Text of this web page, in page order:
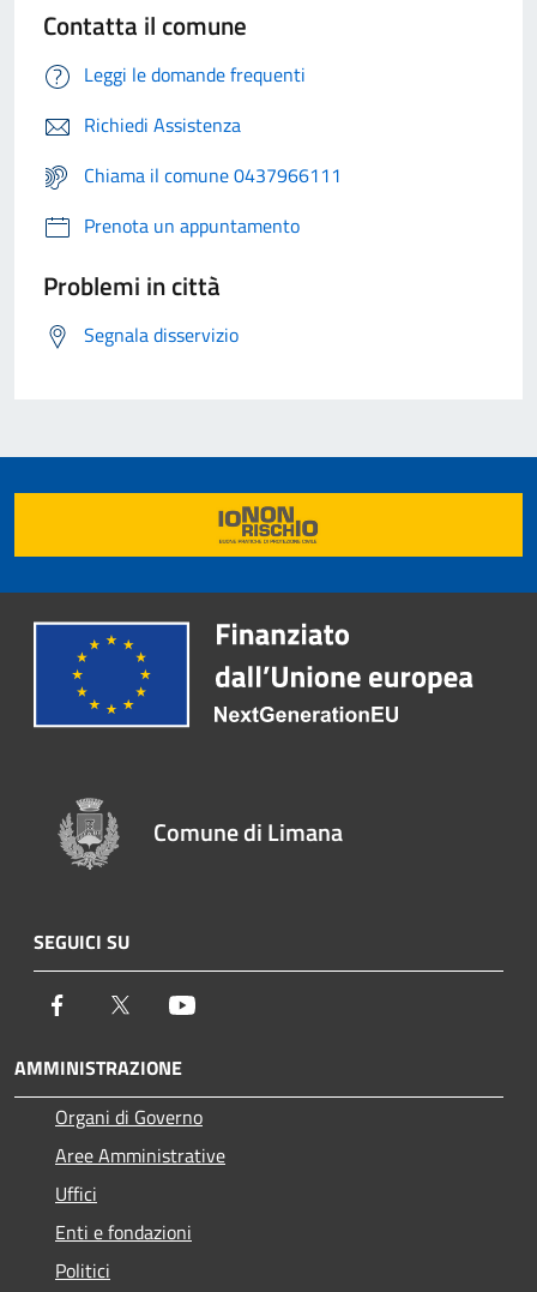
Contatta il comune
Leggi le domande frequenti
Richiedi Assistenza
Chiama il comune 0437966111
Prenota un appuntamento
Problemi in città
Segnala disservizio
Comune di Limana
SEGUICI SU
Facebook Twitter
AMMINISTRAZIONE
Organi di Governo
Aree Amministrative
Uffici
Enti e fondazioni
Politici